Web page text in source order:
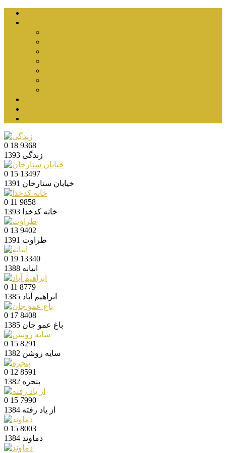
0 18 9368
زندگی 1393
0 15 13497
خیابان ستارخان 1391
0 11 9858
خانه کدخدا 1393
0 13 9402
طراوت 1391
0 19 13340
ابیانه 1388
0 11 8779
ابراهیم آباد 1385
0 17 8408
باغ عمو جان 1385
0 15 8291
سایه روشن 1382
0 12 8591
پنجره 1382
0 15 7990
از یاد رفته 1384
0 15 8003
دماوند 1384